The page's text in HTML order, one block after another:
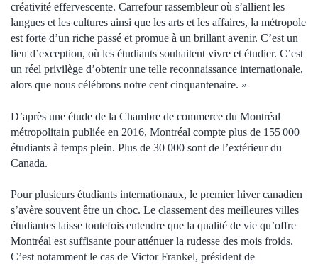
créativité effervescente. Carrefour rassembleur où s’allient les
langues et les cultures ainsi que les arts et les affaires, la métropole
est forte d’un riche passé et promue à un brillant avenir. C’est un
lieu d’exception, où les étudiants souhaitent vivre et étudier. C’est
un réel privilège d’obtenir une telle reconnaissance internationale,
alors que nous célébrons notre cent cinquantenaire. »
D’après une étude de la Chambre de commerce du Montréal
métropolitain publiée en 2016, Montréal compte plus de 155 000
étudiants à temps plein. Plus de 30 000 sont de l’extérieur du
Canada.
Pour plusieurs étudiants internationaux, le premier hiver canadien
s’avère souvent être un choc. Le classement des meilleures villes
étudiantes laisse toutefois entendre que la qualité de vie qu’offre
Montréal est suffisante pour atténuer la rudesse des mois froids.
C’est notamment le cas de Victor Frankel, président de